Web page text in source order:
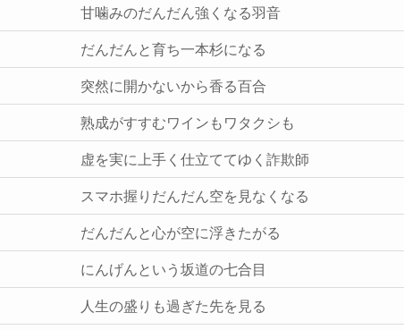
甘噛みのだんだん強くなる羽音
だんだんと育ち一本杉になる
突然に開かないから香る百合
熟成がすすむワインもワタクシも
虚を実に上手く仕立ててゆく詐欺師
スマホ握りだんだん空を見なくなる
だんだんと心が空に浮きたがる
にんげんという坂道の七合目
人生の盛りも過ぎた先を見る